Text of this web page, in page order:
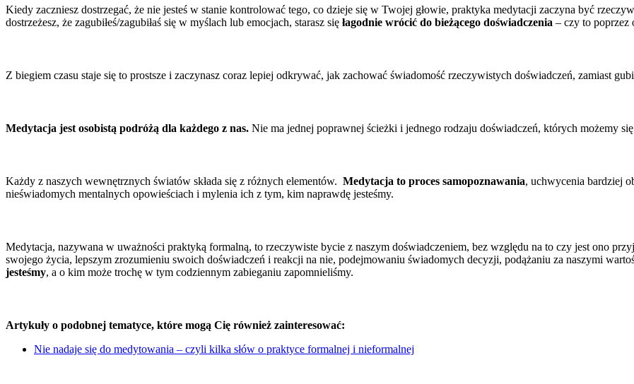
Kiedy zaczniesz dostrzegać, że nie jesteś w stanie kontrolować tego, co dzieje się w Twojej głowie, praktyka medytacji zaczyna być
dostrzeżesz, że zagubiłeś/zagubiłaś się w myślach lub emocjach, starasz się łagodnie wrócić do bieżącego doświadczenia – czy to poprzez
Z biegiem czasu staje się to prostsze i zaczynasz coraz lepiej odkrywać, jak zachować świadomość rzeczywistych doświadczeń, zamiast
Medytacja jest osobistą podróżą dla każdego z nas. Nie ma jednej poprawnej ścieżki i jednego rodzaju doświadczeń, których możemy
Każdy z naszych wewnętrznych światów składa się z różnych elementów. Medytacja to proces samopoznawania, uchwycenia bardziej
nieświadomych mentalnych opowieściach i mylenia ich z tym, kim naprawdę jesteśmy.
Medytacja, nazywana w uważności praktyką formalną, to rzeczywiste bycie z naszym doświadczeniem, bez względu na to czy jest ono
swojego życia, lepszym zrozumieniu swoich doświadczeń i reakcji na nie, podejmowaniu świadomych decyzji, podążaniu za naszymi
jesteśmy, a o kim może trochę w tym codziennym zabieganiu zapomnieliśmy.
Artykuły o podobnej tematyce, które mogą Cię również zainteresować:
Nie nadaje się do medytowania – czyli kilka słów o praktyce formalnej i nieformalnej